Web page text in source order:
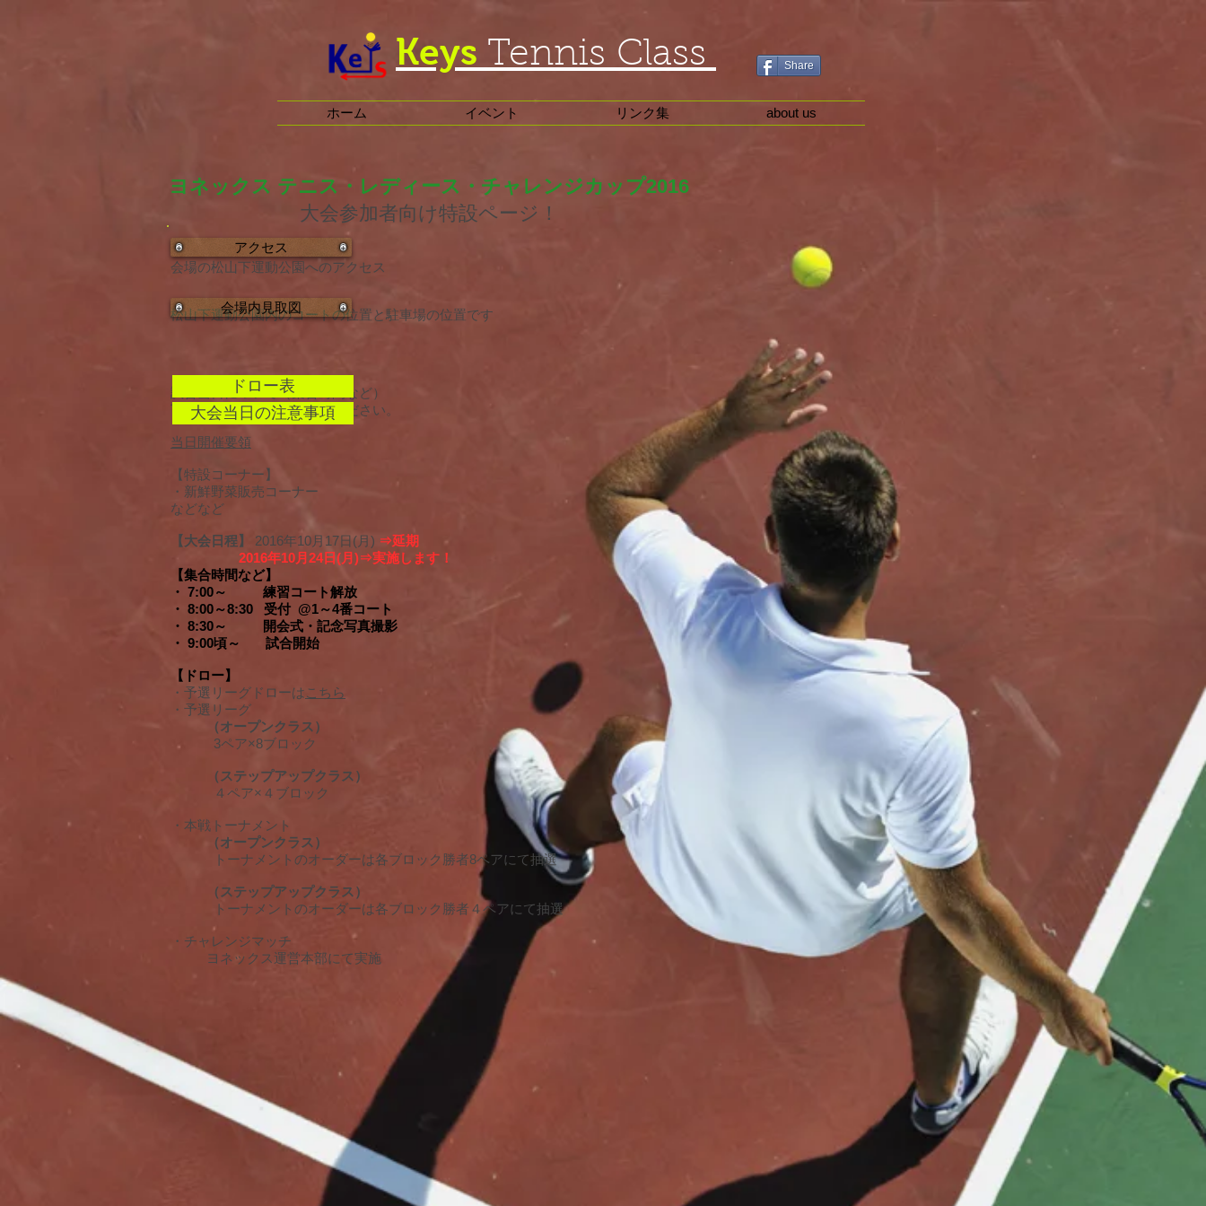
Keys Tennis Class
ホーム イベント リンク集 about us
Share
ヨネックス テニス・レディース・チャレンジカップ2016
大会参加者向け特設ページ！
会場の松山下運動公園へのアクセス
松山下運動公園内のコートの位置と駐車場の位置です
試合当日について（集合時間など）
下記の当日開催要領を参照ください。
当日開催要領
【特設コーナー】
・新鮮野菜販売コーナー
などなど
【大会日程】 2016年10月17日(月) ⇒延期
2016年10月24日(月)⇒実施します！
【集合時間など】
・ 7:00～ 練習コート解放
・ 8:00～8:30 受付 @1～4番コート
・ 8:30～ 開会式・記念写真撮影
・ 9:00頃～ 試合開始
【ドロー】
・予選リーグドローは こちら
・予選リーグ
（オープンクラス）
3ペア×8ブロック
（ステップアップクラス）
４ペア×４ブロック
・本戦トーナメント
（オープンクラス）
トーナメントのオーダーは各ブロック勝者8ペアにて抽選
（ステップアップクラス）
トーナメントのオーダーは各ブロック勝者４ペアにて抽選
・チャレンジマッチ
ヨネックス運営本部にて実施
アクセス
会場内見取図
ドロー表
大会当日の注意事項